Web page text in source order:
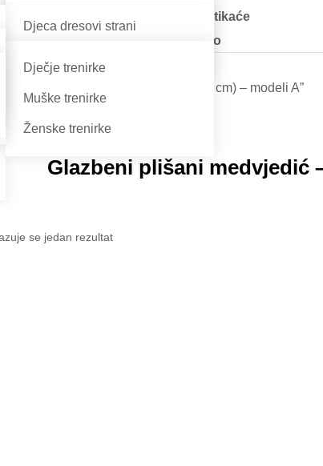
Djeca dresovi strani
Dječje trenirke
Muške trenirke
Ženske trenirke
Klompe i natikaće
Ostalo
– “Igraj moja Hrvatska” (24 cm) – modeli A”
Glazbeni plišani medvjedić
se jedan rezultat